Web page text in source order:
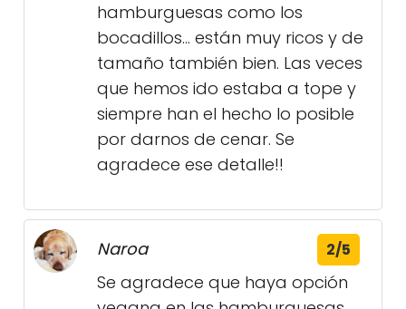
hamburguesas como los
bocadillos… están muy ricos y de
tamaño también bien. Las veces
que hemos ido estaba a tope y
siempre han el hecho lo posible
por darnos de cenar. Se
agradece ese detalle!!
Naroa 2/5
Se agradece que haya opción